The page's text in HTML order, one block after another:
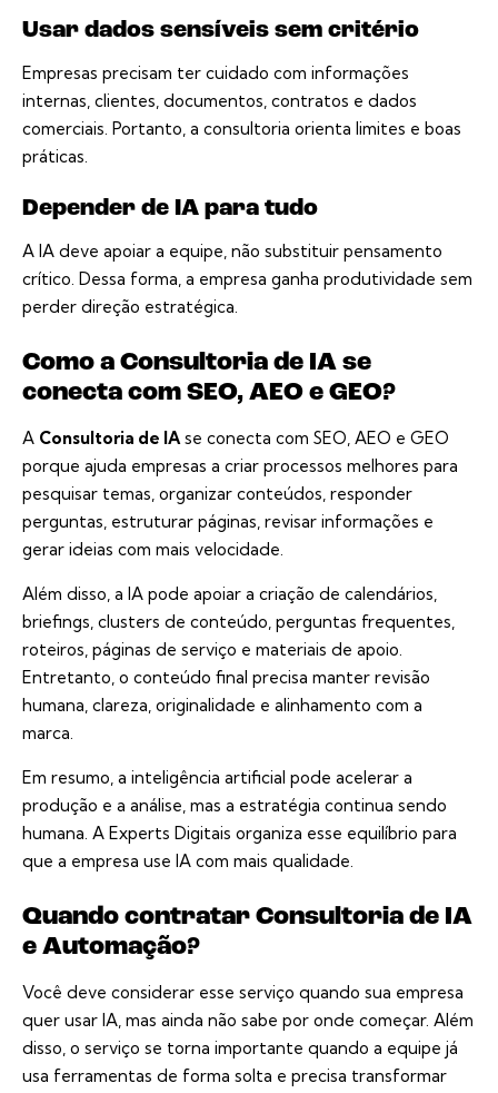
Usar dados sensíveis sem critério
Empresas precisam ter cuidado com informações
internas, clientes, documentos, contratos e dados
comerciais. Portanto, a consultoria orienta limites e boas
práticas.
Depender de IA para tudo
A IA deve apoiar a equipe, não substituir pensamento
crítico. Dessa forma, a empresa ganha produtividade sem
perder direção estratégica.
Como a Consultoria de IA se
conecta com SEO, AEO e GEO?
A Consultoria de IAse conecta com SEO, AEO e GEO
porque ajuda empresas a criar processos melhores para
pesquisar temas, organizar conteúdos, responder
perguntas, estruturar páginas, revisar informações e
gerar ideias com mais velocidade.
Além disso, a IA pode apoiar a criação de calendários,
briefings, clusters de conteúdo, perguntas frequentes,
roteiros, páginas de serviço e materiais de apoio.
Entretanto, o conteúdo final precisa manter revisão
humana, clareza, originalidade e alinhamento com a
marca.
Em resumo, a inteligência artificial pode acelerar a
produção e a análise, mas a estratégia continua sendo
humana. A Experts Digitais organiza esse equilíbrio para
que a empresa use IA com mais qualidade.
Quando contratar Consultoria de IA
e Automação?
Você deve considerar esse serviço quando sua empresa
quer usar IA, mas ainda não sabe por onde começar. Além
disso, o serviço se torna importante quando a equipe já
usa ferramentas de forma solta e precisa transformar